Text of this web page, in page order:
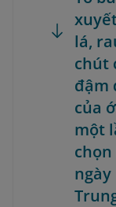
lá,
chút
đậm
của
một